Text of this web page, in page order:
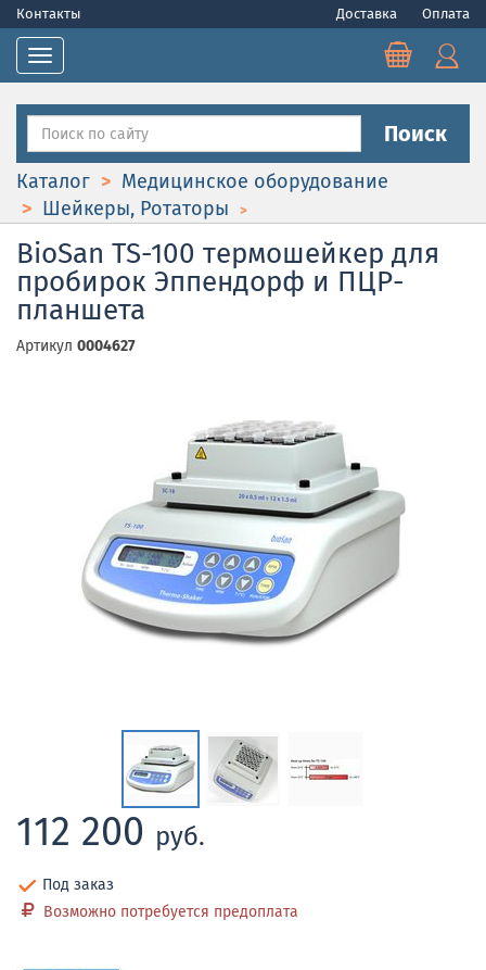
Контакты Доставка Оплата
Toggle navigation
Поиск
Каталог
Медицинское оборудование
Шейкеры, Ротаторы
BioSan TS-100 термошейкер для
пробирок Эппендорф и ПЦР-
планшета
Артикул 0004627
112 200 руб.
Под заказ
Возможно потребуется предоплата